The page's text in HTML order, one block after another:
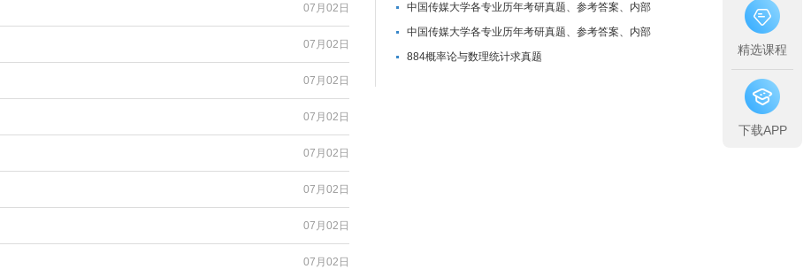
07月02日
07月02日
07月02日
07月02日
07月02日
07月02日
07月02日
07月02日
中国传媒大学各专业历年考研真题、参考答案、内部
笔记
中国传媒大学各专业历年考研真题、参考答案、内部
笔记
884概率论与数理统计求真题
精选课程
下载APP